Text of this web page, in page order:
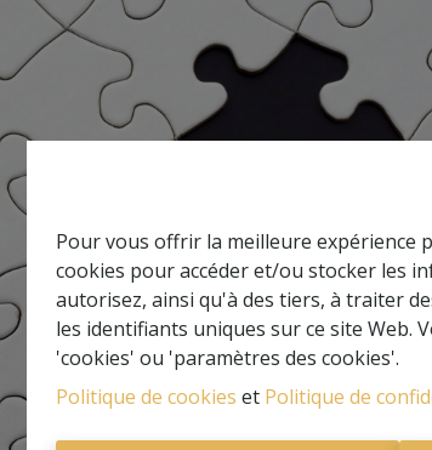
Pour vous offrir la meilleure expérience
cookies pour accéder et/ou stocker les
autorisez, ainsi qu'à des tiers, à traiter
les identifiants uniques sur ce site Web.
'cookies' ou 'paramètres des cookies'.
Politique de cookies et Politique de